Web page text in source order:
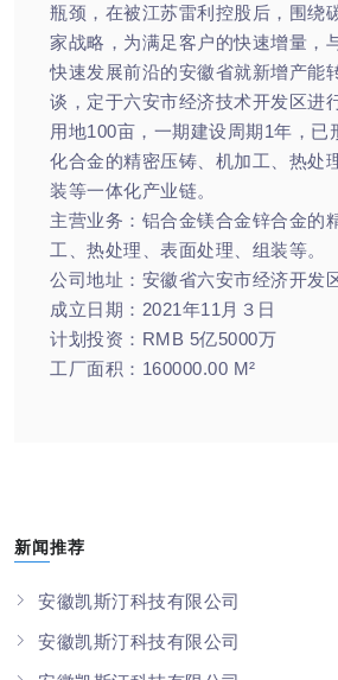
瓶颈，在被江苏雷利控股后，围绕
家战略，为满足客户的快速增量，
快速发展前沿的安徽省就新增产能
谈，定于六安市经济技术开发区进
用地100亩，一期建设周期1年，已
化合金的精密压铸、机加工、热处
装等一体化产业链。
主营业务：铝合金镁合金锌合金的
工、热处理、表面处理、组装等。
公司地址：安徽省六安市经济开发
成立日期：2021年11月３日
计划投资：RMB 5亿5000万
工厂面积：160000.00 M²
新闻推荐
安徽凯斯汀科技有限公司
安徽凯斯汀科技有限公司